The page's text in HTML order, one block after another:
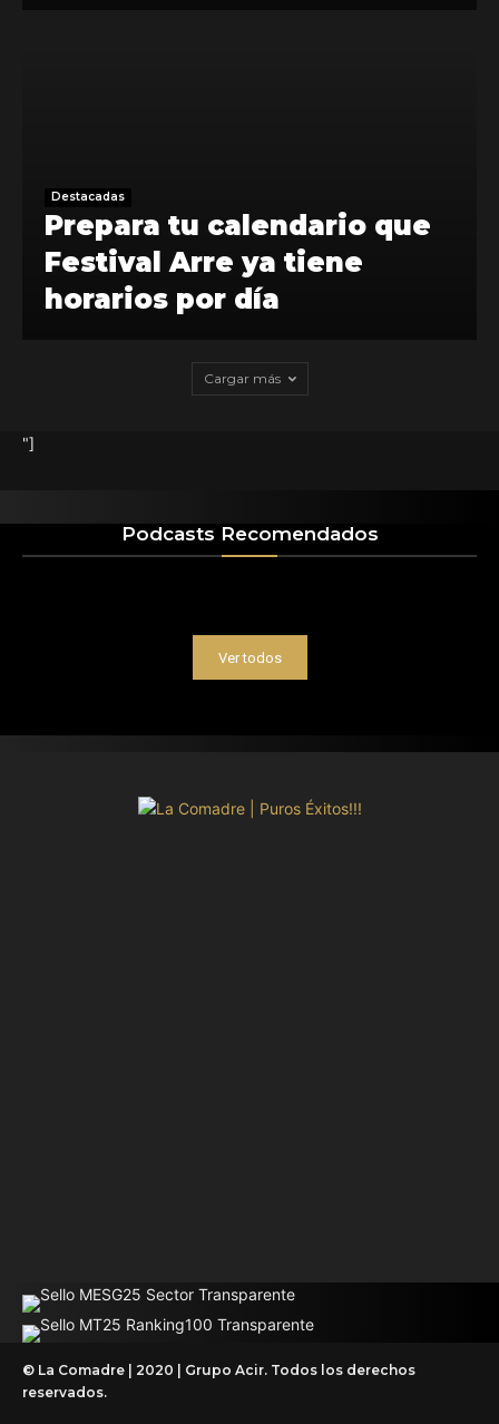
Destacadas
Prepara tu calendario que
Festival Arre ya tiene
horarios por día
Cargar más
"]
Podcasts Recomendados
Ver todos
© La Comadre | 2020 | Grupo Acir. Todos los derechos
reservados.